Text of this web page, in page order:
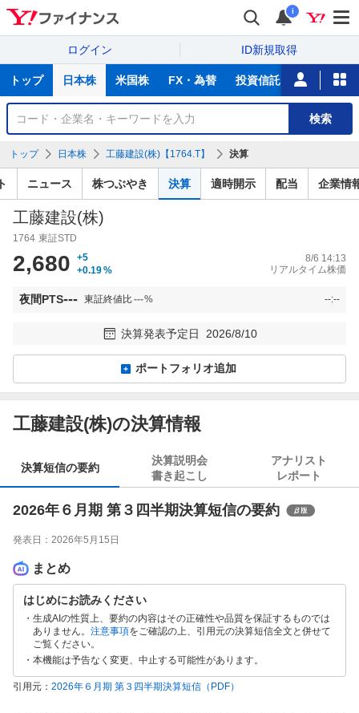
i
ログイン ID新規取得
サ
トップ 日本株 米国株 FX・為替 投資信託 ニュース
銘
検
検索
トップ 日本株 工藤建設(株)【1764.T】 決算
ニュース 株つぶやき 決算 適時開示 配当 企業情
工藤建設(株)
1764 東証STD
2,680
+5
+0.19%
8/6 14:13
リアルタイム株価
夜間PTS--- 東証終値比---% --:--
決算発表予定日 2026/8/10
ポートフォリオ追加
工藤建設(株)の決算情報
決算短信の要約
決算説明会
書き起こし
アナリスト
レポート
2026年６月期 第３四半期決算短信の要約
発表日： 2026年5月15日
まとめ
はじめにお読みください
生成AIの性質上、要約の内容はその正確性や品質を保証するものでは
ありません。 注意事項をご確認の上、引用元の決算短信全文と併せて
ご覧ください。
本機能は予告なく変更、中止する可能性があります。
引用元： 2026年６月期 第３四半期決算短信 （PDF）